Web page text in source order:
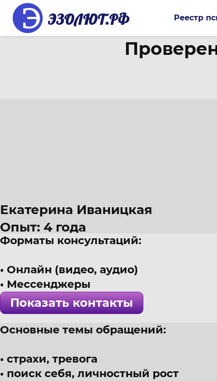
ЭЗОЛЮТ.РФ Реестр
Екатерина Иваницкая
Опыт: 4 года
29 лет
г. Пермь
Психолог, коуч,
! Специалист проверен >>>
Форматы консультаций:
Онлайн (видео, аудио)
Мессенджеры
Показать контакты
Основные темы обращений:
страхи, тревога
поиск себя, личностный рост